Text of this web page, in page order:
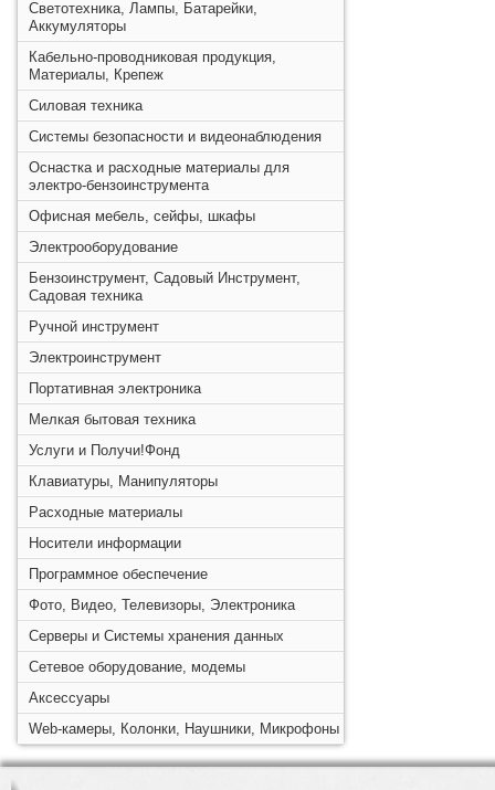
Светотехника, Лампы, Батарейки,
Аккумуляторы
Кабельно-проводниковая продукция,
Материалы, Крепеж
Силовая техника
Системы безопасности и видеонаблюдения
Оснастка и расходные материалы для
электро-бензоинструмента
Офисная мебель, сейфы, шкафы
Электрооборудование
Бензоинструмент, Садовый Инструмент,
Садовая техника
Ручной инструмент
Электроинструмент
Портативная электроника
Мелкая бытовая техника
Услуги и Получи!Фонд
Клавиатуры, Манипуляторы
Расходные материалы
Носители информации
Программное обеспечение
Фото, Видео, Телевизоры, Электроника
Серверы и Системы хранения данных
Сетевое оборудование, модемы
Аксессуары
Web-камеры, Колонки, Наушники, Микрофоны